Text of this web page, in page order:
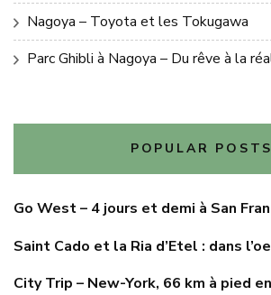
Nagoya – Toyota et les Tokugawa
Parc Ghibli à Nagoya – Du rêve à la
POPULAR POSTS
Go West – 4 jours et demi à San
Saint Cado et la Ria d’Etel : dans
City Trip – New-York, 66 km à pied